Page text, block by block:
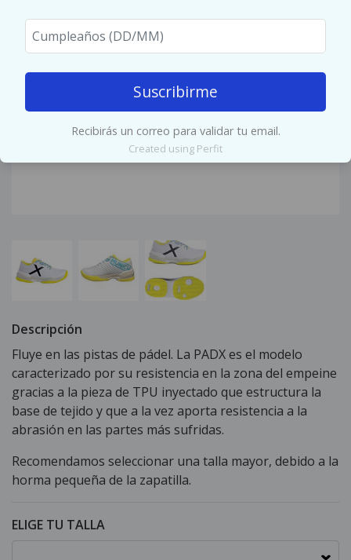
Suscribirme
Recibirás un correo para validar tu email.
Created using Perfit
Descripción
Fluye en las pistas de pádel. La PADX es el modelo
caracterizado por su resistencia en la zona del empeine
gracias a la pieza de TPU inyectado que estructura la
base de tejido y que a la vez aporta resistencia a la
abrasión en las partes más sufridas.
Recomendamos seleccionar una talla mayor, debido a la
horma pequeña de la zapatilla.
ELIGE TU TALLA